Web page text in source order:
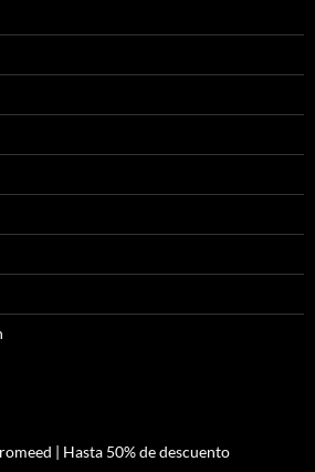
| Hasta 50% de descuento